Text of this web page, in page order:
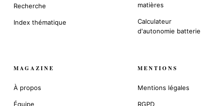
Recherche
Index thématique
matières
Calculateur
d'autonomie batterie
MAGAZINE
À propos
Équipe
MENTIONS
Mentions légales
RGPD